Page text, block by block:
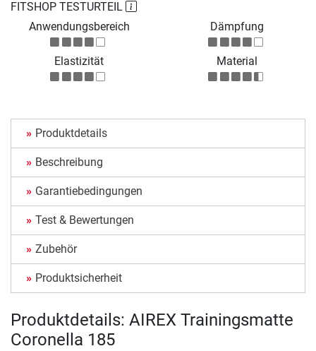
FITSHOP TESTURTEIL
Anwendungsbereich
Dämpfung
Elastizität Material
Produktdetails
Beschreibung
Garantiebedingungen
Test & Bewertungen
Zubehör
Produktsicherheit
Produktdetails: AIREX Trainingsmatte
Coronella 185